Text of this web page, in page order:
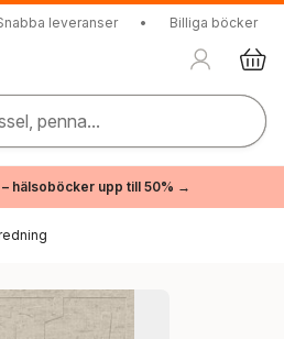
leveranser • Billiga böcker
penna...
– hälsoböcker upp till 50% →